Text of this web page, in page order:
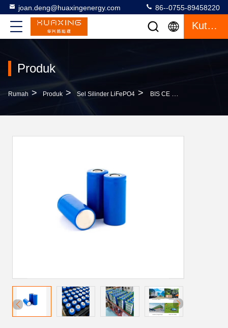
joan.deng@huaxingenergy.com 86--0755-89458220
Kutipan
Produk
Rumah > Produk > Sel Silinder LiFePO4 > BIS CE UN38.3 LiFePO4 Silinder Sel Dalam Siklus 32650 32700 6000mah